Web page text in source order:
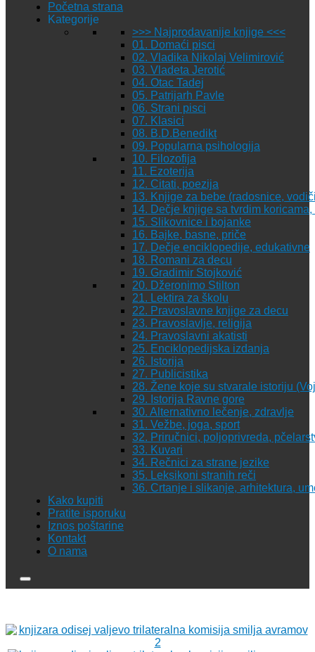
Početna strana
Kategorije
>>> Najprodavanije knjige <<<
01. Domaći pisci
02. Vladika Nikolaj Velimirović
03. Vladeta Jerotić
04. Otac Tadej
05. Patrijarh Pavle
06. Strani pisci
07. Klasici
08. B.D.Benedikt
09. Popularna psihologija
10. Filozofija
11. Ezoterija
12. Citati, poezija
13. Knjige za bebe (radosnice,
14. Dečje knjige sa tvrdim
15. Slikovnice i bojanke
16. Bajke, basne, priče
17. Dečje enciklopedije, edukativne
18. Romani za decu
19. Gradimir Stojković
20. Džeronimo Stilton
21. Lektira za školu
22. Pravoslavne knjige za decu
23. Pravoslavlje, religija
24. Pravoslavni akatisti
25. Enciklopedijska izdanja
26. Istorija
27. Publicistika
28. Žene koje su stvarale istoriju
29. Istorija Ravne gore
30. Alternativno lečenje, zdravlje
31. Vežbe, joga, sport
32. Priručnici, poljoprivreda,
33. Kuvari
34. Rečnici za strane jezike
35. Leksikoni stranih reči
36. Crtanje i slikanje, arhitektura,
Kako kupiti
Pratite isporuku
Iznos poštarine
Kontakt
O nama